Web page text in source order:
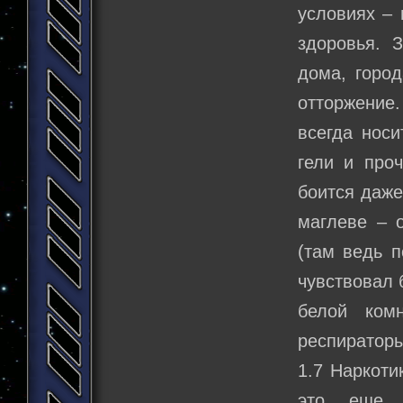
условиях –
здоровья.
дома,
всегда
гели и
боится
маглеве –
(там ведь
белой
1.7